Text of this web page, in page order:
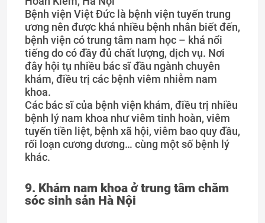
Bệnh viện Việt Đức là bệnh viện tuyến trung
ương nên được khá nhiều bệnh nhân biết đến,
bệnh viện có trung tâm nam học – khá nổi
tiếng do có đầy đủ chất lượng, dịch vụ. Nơi
đây hội tụ nhiều bác sĩ đầu ngành chuyên
khám, điều trị các bệnh viêm nhiễm nam
khoa.
Các bác sĩ của bệnh viện khám, điều trị nhiều
bệnh lý nam khoa như viêm tinh hoàn, viêm
tuyến tiền liệt, bệnh xã hội, viêm bao quy đầu,
rối loạn cương dương… cùng một số bệnh lý
khác.
9. Khám nam khoa ở trung tâm chăm
sóc sinh sản Hà Nội